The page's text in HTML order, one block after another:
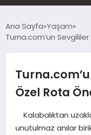
EKONOMI
SAĞLIK
Ana Sayfa Yaşam
Turna.com’un
Özel Rota
Kalabalıktan
unutulmaz anılar